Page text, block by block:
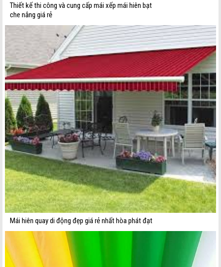
Thiết kế thi công và cung cấp mái xếp mái hiên bạt
che nắng giá rẻ
Mái hiên quay di động đẹp giá rẻ nhất hòa phát đạt